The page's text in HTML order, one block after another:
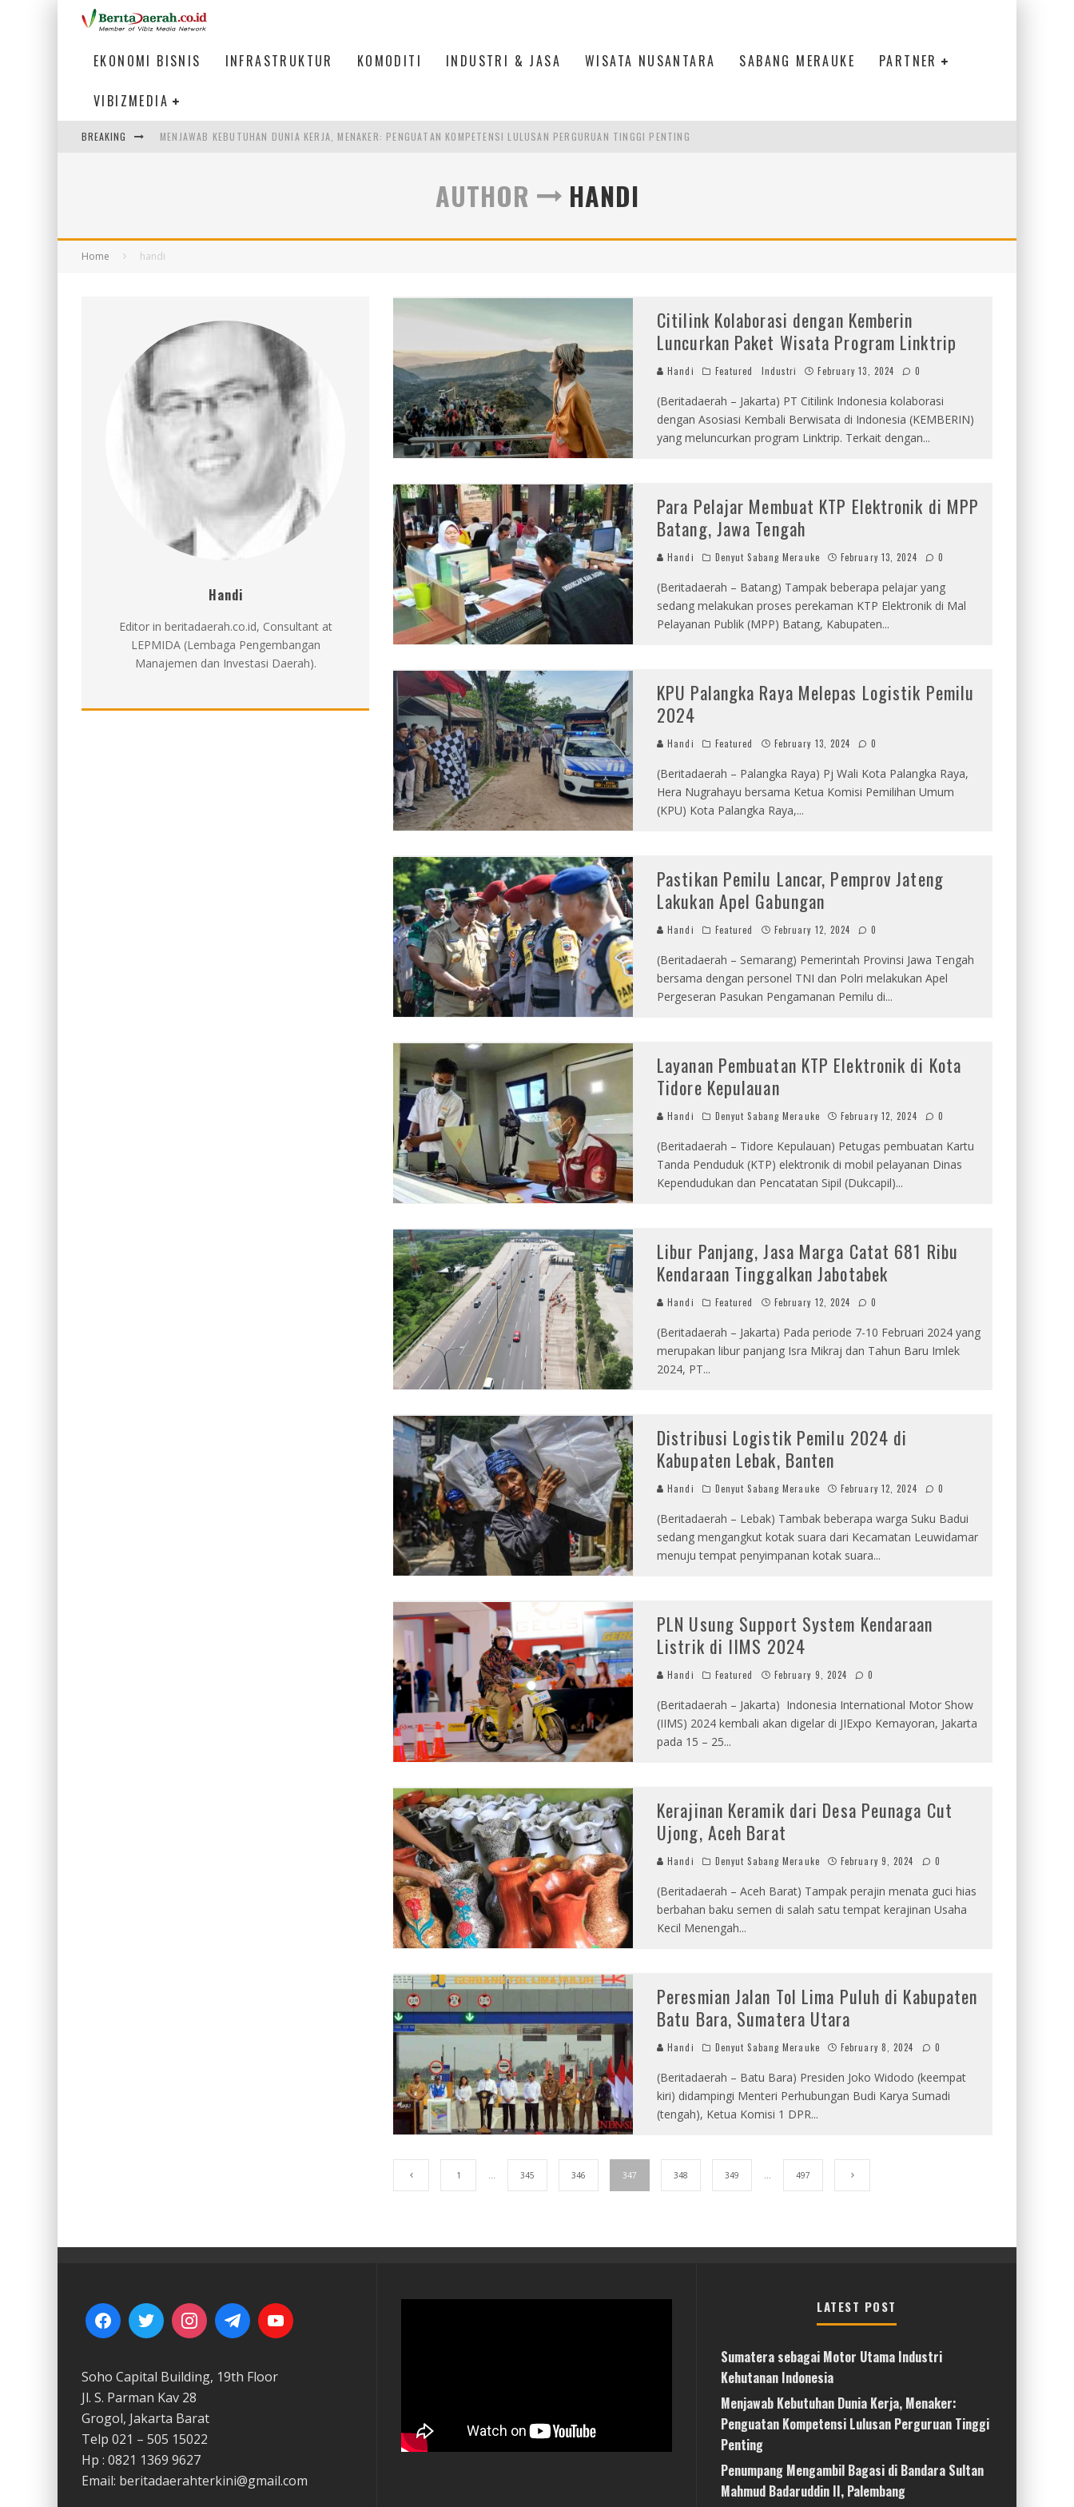
EKONOMI BISNIS INFRASTRUKTUR KOMODITI INDUSTRI & JASA WISATA NUSANTARA SABANG MERAUKE PARTNER
VIBIZMEDIA
BREAKING MENJAWAB KEBUTUHAN DUNIA KERJA, MENAKER: PENGUATAN KOMPETENSI LULUSAN PERGURUAN TINGGI PENTING
AUTHOR HANDI
Home handi
Handi
Editor in beritadaerah.co.id, Consultant at
LEPMIDA (Lembaga Pengembangan
Manajemen dan Investasi Daerah).
Citilink Kolaborasi dengan Kemberin
Luncurkan Paket Wisata Program Linktrip
Handi Featured Industri February 13, 2024 0
(Beritadaerah – Jakarta) PT Citilink Indonesia kolaborasi
dengan Asosiasi Kembali Berwisata di Indonesia (KEMBERIN)
yang meluncurkan program Linktrip. Terkait dengan...
Para Pelajar Membuat KTP Elektronik di MPP
Batang, Jawa Tengah
Handi Denyut Sabang Merauke February 13, 2024 0
(Beritadaerah – Batang) Tampak beberapa pelajar yang
sedang melakukan proses perekaman KTP Elektronik di Mal
Pelayanan Publik (MPP) Batang, Kabupaten...
KPU Palangka Raya Melepas Logistik Pemilu
2024
Handi Featured February 13, 2024 0
(Beritadaerah – Palangka Raya) Pj Wali Kota Palangka Raya,
Hera Nugrahayu bersama Ketua Komisi Pemilihan Umum
(KPU) Kota Palangka Raya,...
Pastikan Pemilu Lancar, Pemprov Jateng
Lakukan Apel Gabungan
Handi Featured February 12, 2024 0
(Beritadaerah – Semarang) Pemerintah Provinsi Jawa Tengah
bersama dengan personel TNI dan Polri melakukan Apel
Pergeseran Pasukan Pengamanan Pemilu di...
Layanan Pembuatan KTP Elektronik di Kota
Tidore Kepulauan
Handi Denyut Sabang Merauke February 12, 2024 0
(Beritadaerah – Tidore Kepulauan) Petugas pembuatan Kartu
Tanda Penduduk (KTP) elektronik di mobil pelayanan Dinas
Kependudukan dan Pencatatan Sipil (Dukcapil)...
Libur Panjang, Jasa Marga Catat 681 Ribu
Kendaraan Tinggalkan Jabotabek
Handi Featured February 12, 2024 0
(Beritadaerah – Jakarta) Pada periode 7-10 Februari 2024 yang
merupakan libur panjang Isra Mikraj dan Tahun Baru Imlek
2024, PT...
Distribusi Logistik Pemilu 2024 di
Kabupaten Lebak, Banten
Handi Denyut Sabang Merauke February 12, 2024 0
(Beritadaerah – Lebak) Tambak beberapa warga Suku Badui
sedang mengangkut kotak suara dari Kecamatan Leuwidamar
menuju tempat penyimpanan kotak suara...
PLN Usung Support System Kendaraan
Listrik di IIMS 2024
Handi Featured February 9, 2024 0
(Beritadaerah – Jakarta) Indonesia International Motor Show
(IIMS) 2024 kembali akan digelar di JIExpo Kemayoran, Jakarta
pada 15 – 25...
Kerajinan Keramik dari Desa Peunaga Cut
Ujong, Aceh Barat
Handi Denyut Sabang Merauke February 9, 2024 0
(Beritadaerah – Aceh Barat) Tampak perajin menata guci hias
berbahan baku semen di salah satu tempat kerajinan Usaha
Kecil Menengah...
Peresmian Jalan Tol Lima Puluh di Kabupaten
Batu Bara, Sumatera Utara
Handi Denyut Sabang Merauke February 8, 2024 0
(Beritadaerah – Batu Bara) Presiden Joko Widodo (keempat
kiri) didampingi Menteri Perhubungan Budi Karya Sumadi
(tengah), Ketua Komisi 1 DPR...
1 … 345 346 347 348 349 … 497
Soho Capital Building, 19th Floor
Jl. S. Parman Kav 28
Grogol, Jakarta Barat
Telp 021 – 505 15022
Hp : 0821 1369 9627
Email: beritadaerahterkini@gmail.com
LATEST POST
Sumatera sebagai Motor Utama Industri
Kehutanan Indonesia
Menjawab Kebutuhan Dunia Kerja, Menaker:
Penguatan Kompetensi Lulusan Perguruan Tinggi
Penting
Penumpang Mengambil Bagasi di Bandara Sultan
Mahmud Badaruddin II, Palembang